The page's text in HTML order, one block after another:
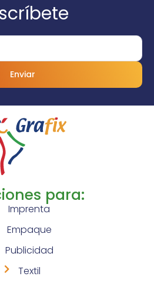
Enviar
para:
Imprenta
Empaque
Publicidad
Textil